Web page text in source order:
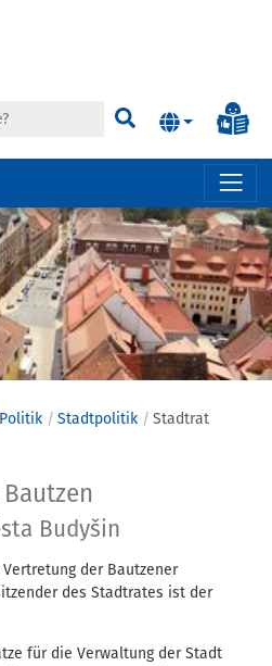
Suchen
Stadtpolitik Stadtrat
Budyšin
der Bautzener
des Stadtrates ist der
für die Verwaltung der Stadt